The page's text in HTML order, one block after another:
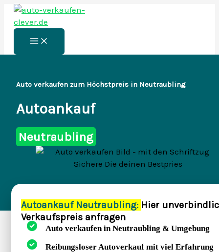
Zum
Inhalt
springen
Main
Menu
Auto verkaufen zum Höchstpreis in Neutraubling
Autoankauf
Neutraubling
Autoankauf Neutraubling: Hier
Verkaufspreis anfragen
Auto verkaufen in Neutraubling & Umgebung
Reibungsloser Autoverkauf mit viel Erfahrung